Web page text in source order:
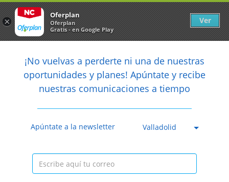

Caducada
Anterior
arrow_back Newsletter
¡No vuelvas a perderte ni una de nuestras
oportunidades y planes! Apúntate y recibe
nuestras comunicaciones a tiempo
Apúntate a la newsletter Valladolid
×
Oferplan
Oferplan
Gratis - en Google Play
Ver